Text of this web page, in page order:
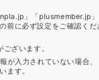
」「plusmember.jp」
前に必ず設定をご確認くだ
ざいます。
が入力されていない場合、
ます。